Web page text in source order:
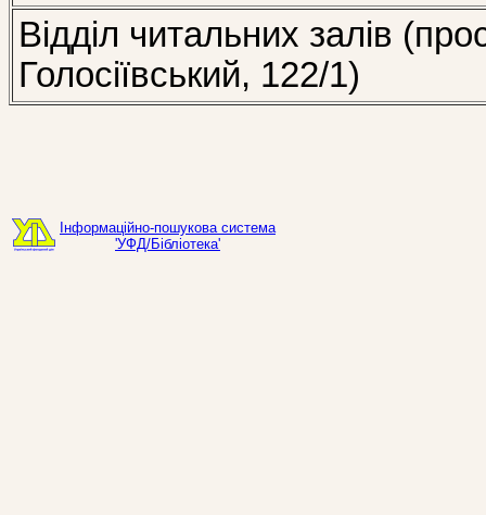
Відділ читальних залів
Голосіївський, 122/1)
Інформаційно-пошукова система
'УФД/Бібліотека'